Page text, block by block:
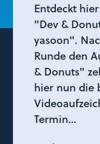
Entdeckt
"Dev &
yasoon".
Runde den
& Donuts"
hier nun die
Termin…